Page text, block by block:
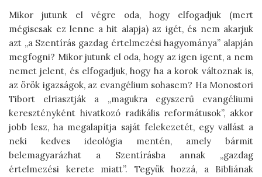
Mikor jutunk el végre oda, hogy elfogadjuk (mert
mégiscsak ez lenne a hit alapja) az igét, és nem akarjuk
azt „a Szentírás gazdag értelmezési hagyománya” alapján
megfogni? Mikor jutunk el oda, hogy az igen igent, a nem
nemet jelent, és elfogadjuk, hogy ha a korok változnak is,
az örök igazságok, az evangélium sohasem? Ha Monostori
Tibort elriasztják a „magukra egyszerű evangéliumi
keresztényként hivatkozó radikális reformátusok”, akkor
jobb lesz, ha megalapítja saját felekezetét, egy vallást a
neki kedves ideológia mentén, amely bármit
belemagyarázhat a Szentírásba annak „gazdag
értelmezési kerete miatt”. Tegyük hozzá, a Bibliának